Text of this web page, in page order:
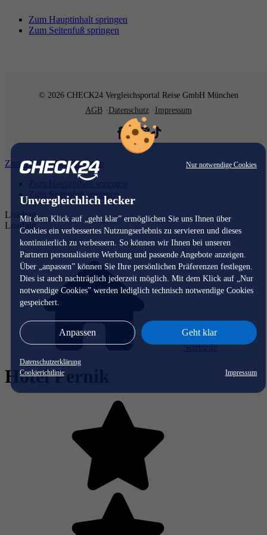
Nur notwendige Cookies
Unvergleichlich lecker
Mit dem Klick auf „geht klar” ermöglichen Sie uns Ihnen über
Cookies ein verbessertes Nutzungserlebnis zu servieren und dieses
kontinuierlich zu verbessern. So können wir Ihnen bei unseren
Partnern personalisierte Werbung und passende Angebote anzeigen.
Über „anpassen” können Sie Ihre persönlichen Präferenzen festlegen.
Dies ist auch nachträglich jederzeit möglich. Mit dem Klick auf „Nur
notwendige Cookies” werden lediglich technisch notwendige Cookies
gespeichert.
Anpassen Geht klar
Datenschutzerklärung
Cookierichtlinie
Impressum
Zum Hauptinhalt springen
Zum Seitenfuß springen
© 2026 CHECK24 Vergleichsportal Reise GmbH München
AGB
Datenschutz Impressum
Zum Hauptinhalt springen
Zum Hauptinhalt springen
Zum Seitenfuß springen
Loading...
Loading...
Startseite
Hotel Pernik